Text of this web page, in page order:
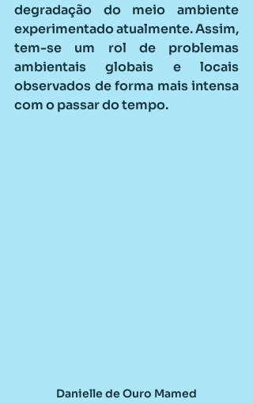
degradação do meio ambiente
experimentado atualmente. Assim,
tem-se um rol de problemas
ambientais globais e locais
observados de forma mais intensa
com o passar do tempo.
Danielle de Ouro Mamed